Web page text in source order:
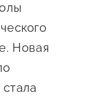
Новая